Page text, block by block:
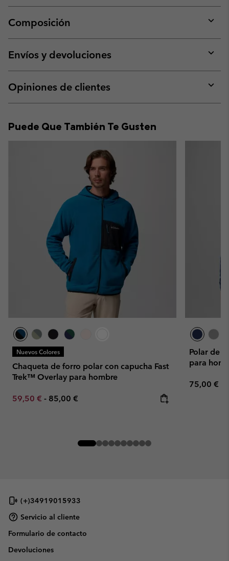
Composición
or
Envíos y devoluciones
or
Opiniones de clientes
or
Puede Que También Te Gusten
Nuevos Colores
Chaqueta de forro polar con capucha Fast
Trek™ Overlay para hombre
Minimum sale price:
59,50 € - Maximum price:
85,00 €
Polar de
para
Regular
75,00 €
(+)34919015933
Servicio al cliente
Formulario de contacto
Devoluciones